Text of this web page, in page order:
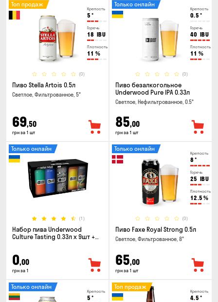
Крепость
5 °
Горечь
18 IBU
Плотность
11 %
(0)
Топ продаж
Пиво Stella Artois 0.5л
Светлое, Фильтрованное, 5°
69,50
грн за 1 шт
Крепость
0.5 °
Горечь
40 IBU
Плотность
11 %
(0)
Только онлайн
Пиво безалкогольное
Underwood Pure IPA 0.33л
Светлое, Нефильтрованное, 0.5°
85,00
грн за 1 шт
(1)
Только онлайн
Набор пива Underwood
Culture Tasting 0.33л x 9шт +
0,00
грн за 1
Крепость
8 °
Горечь
25 IBU
Плотность
12.5 %
(0)
Только онлайн
Пиво Faxe Royal Strong 0.5л
Светлое, Фильтрованное, 8°
65,00
грн за 1 шт
Крепость
5 °
Только онлайн
Крепость
4.5 °
Топ продаж